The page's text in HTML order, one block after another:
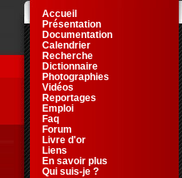
Accueil
Présentation
Documentation
Calendrier
Recherche
Dictionnaire
Photographies
Vidéos
Reportages
Emploi
Faq
Forum
Livre d'or
Liens
En savoir plus
Qui suis-je ?